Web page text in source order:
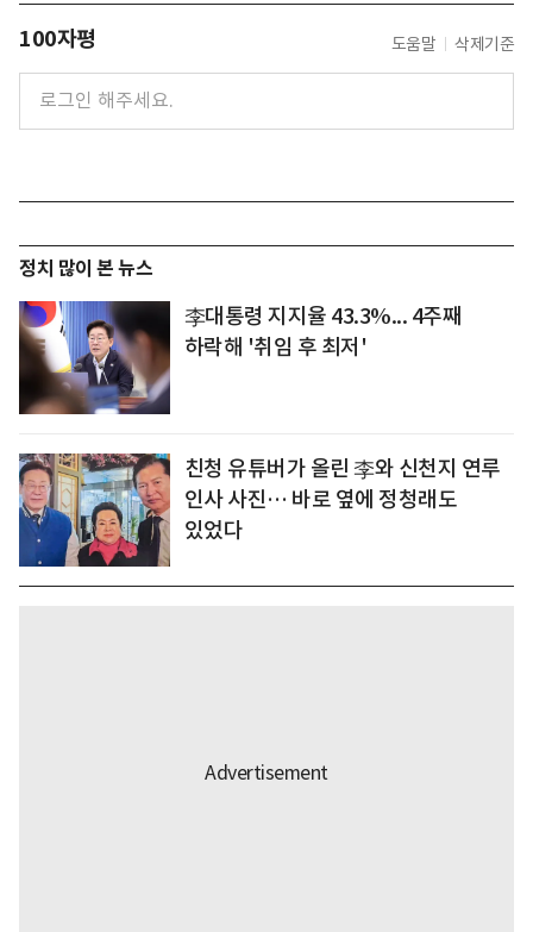
100자평 도움말 삭제기준
정치 많이 본 뉴스
李대통령 지지율 43.3%... 4주째
하락해 '취임 후 최저'
친청 유튜버가 올린 李와 신천지 연루
인사 사진… 바로 옆에 정청래도
있었다